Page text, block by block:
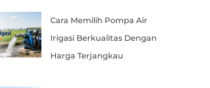
Cara Memilih Pompa Air
Irigasi Berkualitas Dengan
Harga Terjangkau